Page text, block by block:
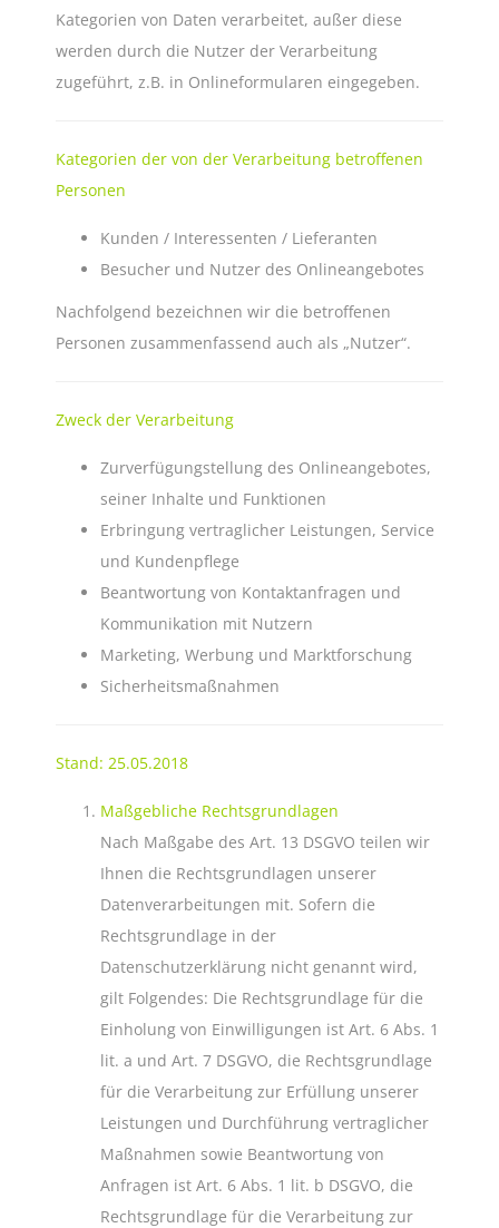
Kategorien von Daten verarbeitet, außer diese
werden durch die Nutzer der Verarbeitung
zugeführt, z.B. in Onlineformularen eingegeben.
Kategorien der von der Verarbeitung betroffenen
Personen
Kunden / Interessenten / Lieferanten
Besucher und Nutzer des Onlineangebotes
Nachfolgend bezeichnen wir die betroffenen
Personen zusammenfassend auch als „Nutzer“.
Zweck der Verarbeitung
Zurverfügungstellung des Onlineangebotes,
seiner Inhalte und Funktionen
Erbringung vertraglicher Leistungen, Service
und Kundenpflege
Beantwortung von Kontaktanfragen und
Kommunikation mit Nutzern
Marketing, Werbung und Marktforschung
Sicherheitsmaßnahmen
Stand: 25.05.2018
Maßgebliche Rechtsgrundlagen
Nach Maßgabe des Art. 13 DSGVO teilen wir
Ihnen die Rechtsgrundlagen unserer
Datenverarbeitungen mit. Sofern die
Rechtsgrundlage in der
Datenschutzerklärung nicht genannt wird,
gilt Folgendes: Die Rechtsgrundlage für die
Einholung von Einwilligungen ist Art. 6 Abs. 1
lit. a und Art. 7 DSGVO, die Rechtsgrundlage
für die Verarbeitung zur Erfüllung unserer
Leistungen und Durchführung vertraglicher
Maßnahmen sowie Beantwortung von
Anfragen ist Art. 6 Abs. 1 lit. b DSGVO, die
Rechtsgrundlage für die Verarbeitung zur